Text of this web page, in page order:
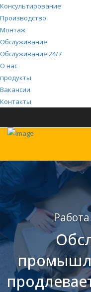
Консультирование
Производство
Монтаж
Обслуживание
Обслуживание 24/7
О нас
продукты
Вакансии
Контакты